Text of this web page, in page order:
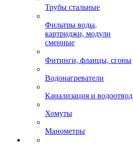
Трубы стальные
Фильтры воды,
картриджи, модули
сменные
Фитинги, фланцы, сгоны
Водонагреватели
Канализация и водоотвод
Хомуты
Манометры